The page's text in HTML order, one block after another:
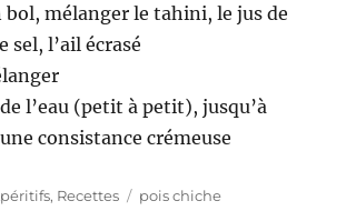
bol, mélanger le tahini, le jus de
sel, l’ail écrasé
l’eau (petit à petit), jusqu’à
consistance crémeuse
, Recettes Étiquettes
pois chiche